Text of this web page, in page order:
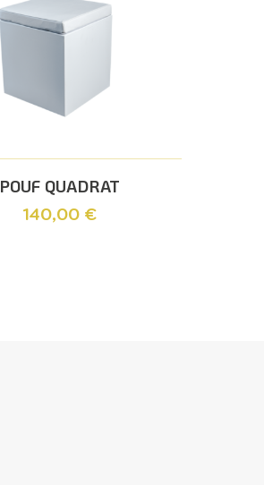
POUF QUADRAT
140,00 €